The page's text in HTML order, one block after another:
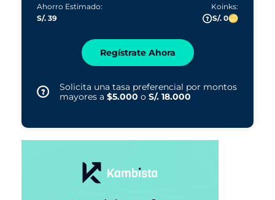
Ahorro Estimado:
S/. 39
Koinks:
S/. 0
Regístrate Ahora
Solicita una tasa preferencial por montos
mayores a $5.000 o S/. 18.000